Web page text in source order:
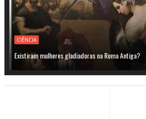
CIÊNCIA
Existiram mulheres gladiadoras na Roma Antiga?